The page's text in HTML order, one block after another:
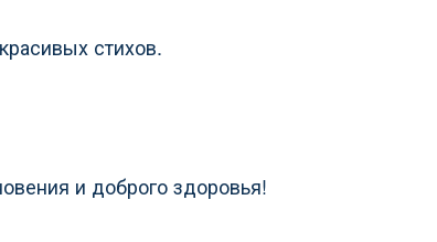
стихов.
и доброго здоровья!